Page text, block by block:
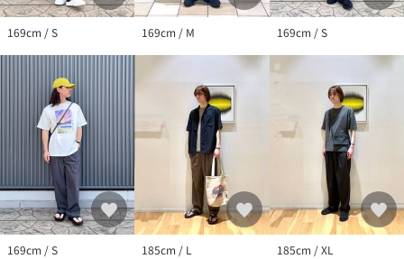
【注意事項】
※商品を使用前に、タグ等に記載されている「取り扱い上の注意
※商品画像は、光の当たり具合やパソコンなどの閲覧環境によ
り、実際の色味と異なって見える場合がございます。あらかじめ
ご了承ください。
※商品の色味の目安は、商品単体の画像をご参照ください。
※画像の商品はサンプルです。
店舗へお問い合わせの際は、全国のgreen label relaxing各店舗ま
で下記の品名/品番をお申し付けください。
品名：CSM WONDER-C WD ESY W4_S 品番：32141000071
169cm / S 169cm / M 169cm / S
169cm / S 185cm / L 185cm / XL